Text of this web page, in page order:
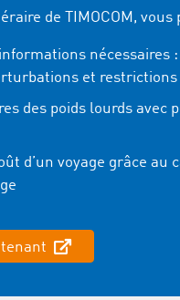
de TIMOCOM, vous
nécessaires
et
des poids lourds avec
d’un voyage grâce